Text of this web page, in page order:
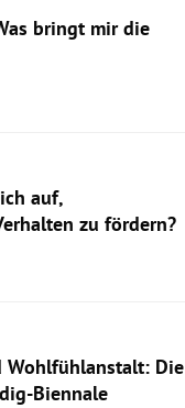
bringt mir die
auf,
zu fördern?
Wohlfühlanstalt: Die
Biennale